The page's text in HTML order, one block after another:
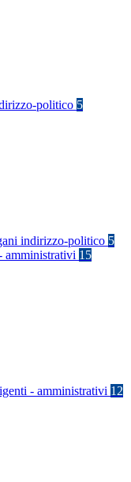
politico 5
indirizzo-politico 5
amministrativi 15
- amministrativi 12